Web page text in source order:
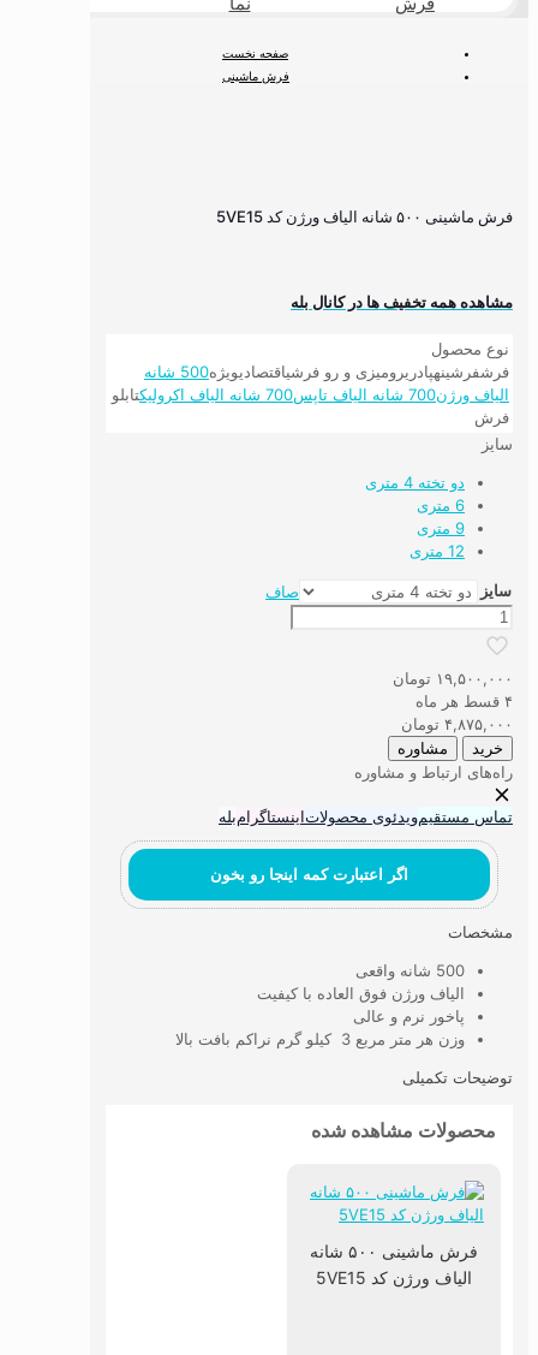
صفحه نخست
فرش ماشینی
فرش ماشینی ۵۰۰ شانه الیاف ورژن کد 5VE15
مشاهده همه تخفیف ها در کانال بله
نوع محصول
فرشفرشینهپادریرومیزی و رو فرشیاقتصادیویژه
500 شانه
الیاف ورژن700 شانه الیاف تاپس 700 شانه الیاف اکرولیک
تابلو
فرش
سایز
دو تخته 4 متری
6 متری
9 متری
12 متری
سایز
صاف
فرش
ماشینی
۵۰۰
شانه
الیاف
ورژن
کد
5VE15
عدد
۱۹,۵۰۰,۰۰۰ تومان
۴ قسط هر ماه
۴,۸۷۵,۰۰۰ تومان
خرید مشاوره
راه‌های ارتباط و مشاوره
تماس مستقیمویدئوی محصولاتاینستاگرامبله
اگر اعتبارت کمه اینجا رو بخون
مشخصات
500 شانه واقعی
الیاف ورژن فوق العاده با کیفیت
پاخور نرم و عالی
وزن هر متر مربع 3 کیلو گرم نراکم بافت بالا
توضیحات تکمیلی
محصولات مشاهده شده
فرش ماشینی ۵۰۰ شانه
الیاف ورژن کد 5VE15